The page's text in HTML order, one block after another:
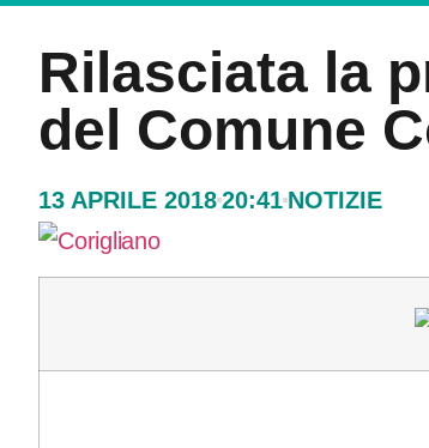
Rilasciata la
del Comune
13 APRILE 201820:41 NOTIZIE